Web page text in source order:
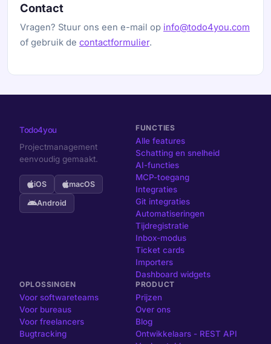
Contact
Vragen? Stuur ons een e-mail op info@todo4you.com
of gebruik de contactformulier.
Todo4you
Projectmanagement
eenvoudig gemaakt.
iOS macOS
Android
FUNCTIES
Alle features
Schatting en snelheid
AI-functies
MCP-toegang
Integraties
Git integraties
Automatiseringen
Tijdregistratie
Inbox-modus
Ticket cards
Importers
Dashboard widgets
OPLOSSINGEN
Voor softwareteams
Voor bureaus
Voor freelancers
Bugtracking
PRODUCT
Prijzen
Over ons
Blog
Ontwikkelaars - REST API